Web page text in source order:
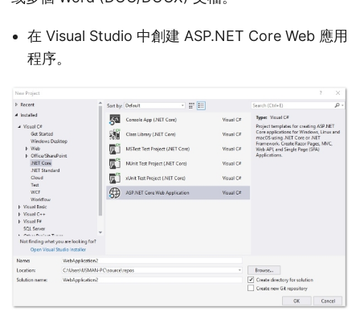
在 Visual Studio 中創建 ASP.NET Core Web 應用
程序。